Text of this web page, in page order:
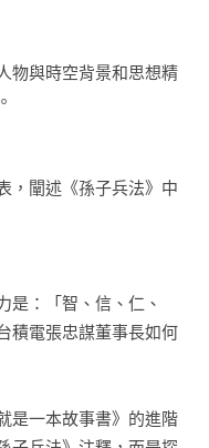
物與時空背景和思想精
，闡述《孫子兵法》中
是：「智、信、仁、
積電張忠謀董事長如何
是一本故事書》的進階